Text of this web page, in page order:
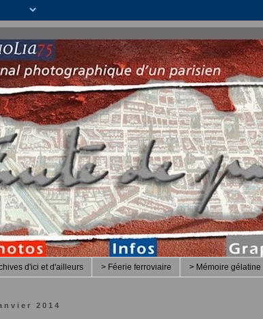
d'ici et d'ailleurs > Féerie ferroviaire > Mémoire gélatine
2014